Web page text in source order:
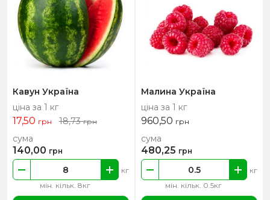
Кавун Україна
ціна за 1 кг
17,50 грн 18,73грн
мін. кільк. 8кг
кг
сума
140,00 грн
Малина Україна
ціна за 1 кг
960,50 грн
мін. кільк. 0.5кг
кг
сума
480,25 грн